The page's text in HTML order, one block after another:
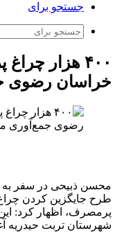
جستجو برای
۴۰۰ هزار
خراسان رضوی
محسن ذبیحی در سفر به
طرح جایگزین کردن
پرمصرف، اظهار کرد:
شهرستان تربت حیدریه